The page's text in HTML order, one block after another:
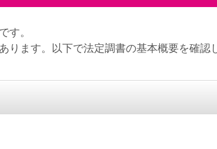
す。
ます。以下で法定調書の基本概要を確認